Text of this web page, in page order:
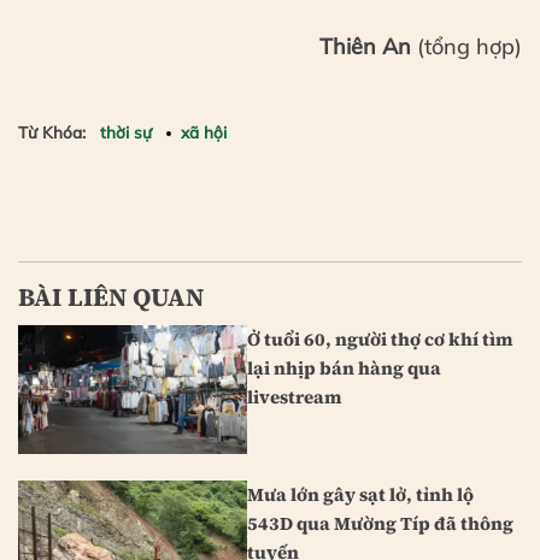
Thiên An (tổng hợp)
Từ Khóa: thời sự xã hội
BÀI LIÊN QUAN
Ở tuổi 60, người thợ cơ khí tìm
lại nhịp bán hàng qua
livestream
Mưa lớn gây sạt lở, tỉnh lộ
543D qua Mường Típ đã thông
tuyến